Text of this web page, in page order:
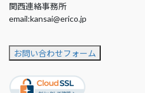
関西連絡事務所
email:kansai@erico.jp
お問い合わせフォーム